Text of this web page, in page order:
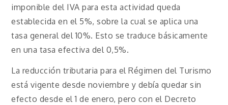
imponible del IVA para esta actividad queda
establecida en el 5%, sobre la cual se aplica una
tasa general del 10%. Esto se traduce básicamente
en una tasa efectiva del 0,5%.
La reducción tributaria para el Régimen del Turismo
está vigente desde noviembre y debía quedar sin
efecto desde el 1 de enero, pero con el Decreto